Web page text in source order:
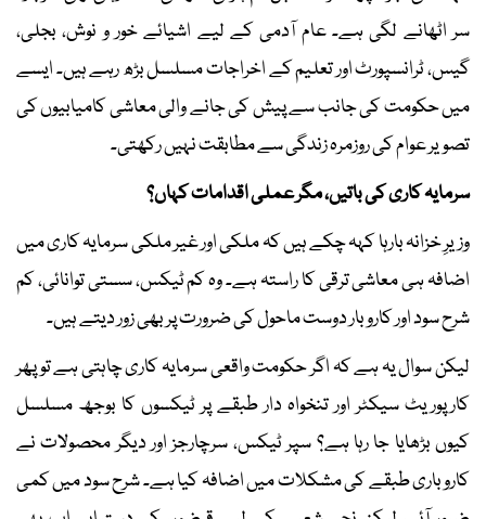
سر اٹھانے لگی ہے۔ عام آدمی کے لیے اشیائے خور و نوش، بجلی،
گیس، ٹرانسپورٹ اور تعلیم کے اخراجات مسلسل بڑھ رہے ہیں۔ ایسے
میں حکومت کی جانب سے پیش کی جانے والی معاشی کامیابیوں کی
تصویر عوام کی روزمرہ زندگی سے مطابقت نہیں رکھتی۔
سرمایہ کاری کی باتیں، مگر عملی اقدامات کہاں؟
وزیرِ خزانہ بارہا کہہ چکے ہیں کہ ملکی اور غیر ملکی سرمایہ کاری میں
اضافہ ہی معاشی ترقی کا راستہ ہے۔ وہ کم ٹیکس، سستی توانائی، کم
شرح سود اور کاروبار دوست ماحول کی ضرورت پر بھی زور دیتے ہیں۔
لیکن سوال یہ ہے کہ اگر حکومت واقعی سرمایہ کاری چاہتی ہے تو پھر
کارپوریٹ سیکٹر اور تنخواہ دار طبقے پر ٹیکسوں کا بوجھ مسلسل
کیوں بڑھایا جا رہا ہے؟ سپر ٹیکس، سرچارجز اور دیگر محصولات نے
کاروباری طبقے کی مشکلات میں اضافہ کیا ہے۔ شرح سود میں کمی